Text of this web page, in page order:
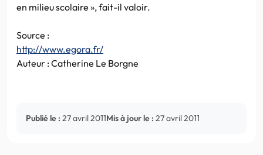
en milieu scolaire », fait-il valoir.
Source :
http://www.egora.fr/
Auteur : Catherine Le Borgne
Publié le : 27 avril 2011Mis à jour le : 27 avril 2011